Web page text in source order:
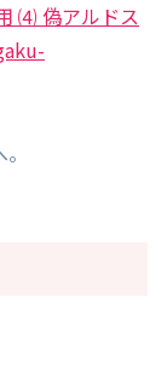
⑷ 偽アルドス